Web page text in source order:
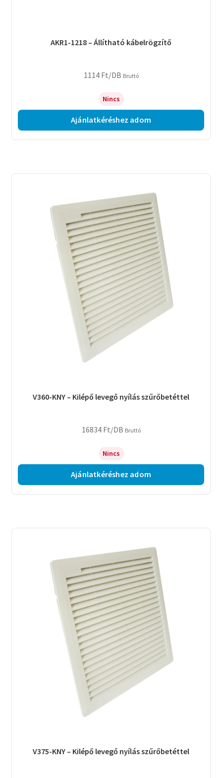
AKR1-1218 – Állítható kábelrögzítő
1114 Ft/DB Bruttó
Nincs
Ajánlatkéréshez adom
V360-KNY – Kilépő levegő nyílás szűrőbetéttel
16834 Ft/DB Bruttó
Nincs
Ajánlatkéréshez adom
V375-KNY – Kilépő levegő nyílás szűrőbetéttel